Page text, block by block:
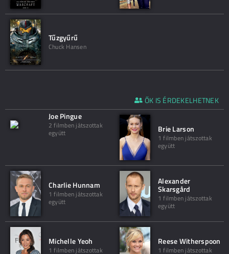
Tűzgyűrű
Chuck Hansen
ŐK IS ÉRDEKELHETNEK
Joe Pingue
2 filmben játszottak
együtt Brie Larson
1 filmben játszottak
együtt
Charlie Hunnam
1 filmben játszottak
együtt
Alexander
Skarsgård
1 filmben játszottak
együtt
Michelle Yeoh
1 filmben játszottak
Reese Witherspoon
1 filmben játszottak